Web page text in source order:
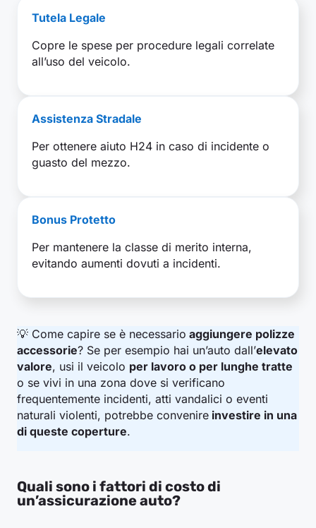
Tutela Legale
Copre le spese per procedure legali correlate
all’uso del veicolo.
Assistenza Stradale
Per ottenere aiuto H24 in caso di incidente o
guasto del mezzo.
Bonus Protetto
Per mantenere la classe di merito interna,
evitando aumenti dovuti a incidenti.
💡 Come capire se è necessario aggiungere polizze
accessorie? Se per esempio hai un’auto dall’elevato
valore, usi il veicolo per lavoro o per lunghe tratte
o se vivi in una zona dove si verificano
frequentemente incidenti, atti vandalici o eventi
naturali violenti, potrebbe convenire investire in una
di queste coperture.
Quali sono i fattori di costo di
un’assicurazione auto?